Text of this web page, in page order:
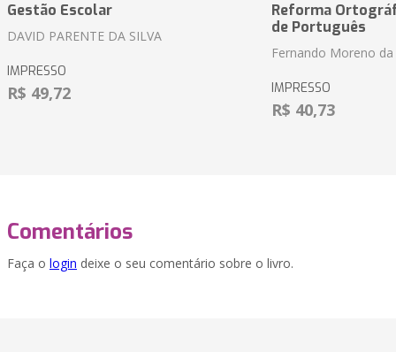
Gestão Escolar
DAVID PARENTE DA SILVA
IMPRESSO
R$ 49,72
Reforma
de Português
Fernando Moreno da
IMPRESSO
R$ 40,73
Comentários
Faça o login deixe o seu comentário sobre o livro.